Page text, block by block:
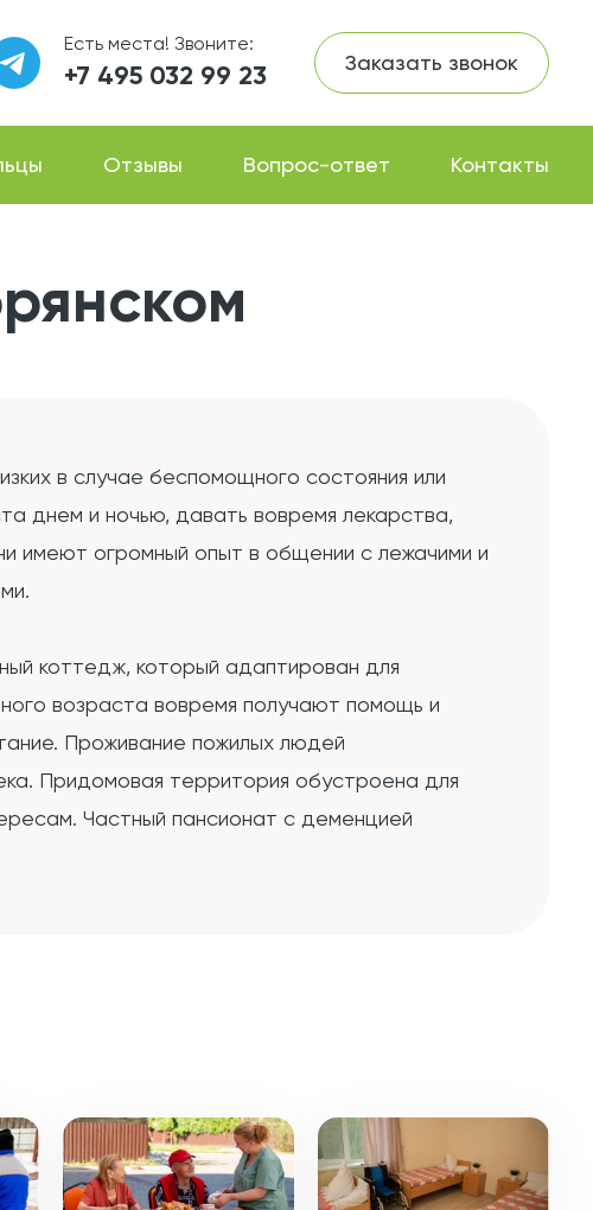
Есть места! Звоните:
+7 495 032 99 23 Заказать звонок
Отзывы Вопрос-ответ Контакты
в случае беспомощного состояния или
днем и ночью, давать вовремя лекарства,
имеют огромный опыт в общении с лежачими и
коттедж, который адаптирован для
возраста вовремя получают помощь и
Проживание пожилых людей
Придомовая территория обустроена для
Частный пансионат с деменцией